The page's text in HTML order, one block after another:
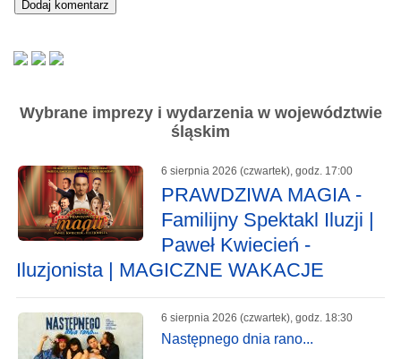
Wybrane imprezy i wydarzenia w województwie
śląskim
6 sierpnia 2026 (czwartek), godz. 17:00
PRAWDZIWA MAGIA -
Familijny Spektakl Iluzji |
Paweł Kwiecień -
Iluzjonista | MAGICZNE WAKACJE
6 sierpnia 2026 (czwartek), godz. 18:30
Następnego dnia rano...